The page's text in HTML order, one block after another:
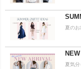
夏の
夏気